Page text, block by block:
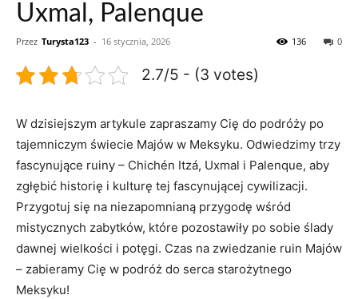
Uxmal, Palenque
Przez Turysta123 - 16 stycznia, 2026 0
136
2.7/5 - (3 votes)
W dzisiejszym artykule zapraszamy Cię do podróży po
tajemniczym świecie Majów w Meksyku. Odwiedzimy trzy
⁤fascynujące ruiny – ⁣Chichén Itzá, Uxmal i Palenque, aby
zgłębić historię i kulturę tej fascynującej cywilizacji. ​
Przygotuj się na niezapomnianą przygodę wśród
mistycznych zabytków, które ⁣pozostawiły po sobie ślady
dawnej wielkości i potęgi. Czas ‌na zwiedzanie ruin ‌Majów
– zabieramy ⁤Cię​ w podróż⁤ do serca starożytnego
Meksyku!